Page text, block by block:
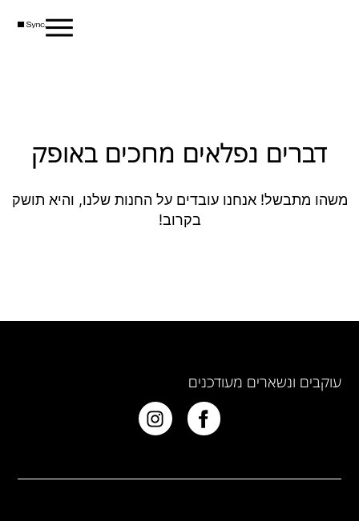
דברים נפלאים מחכים באופק
משהו מתבשל! אנחנו עובדים על החנות שלנו, והיא תושק
בקרוב!
עוקבים ונשארים מעודכנים